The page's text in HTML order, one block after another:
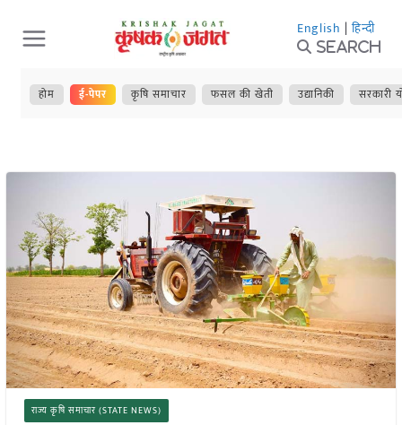
Skip
to
content
English | हिन्दी
Search
होम ई-पेपर कृषि समाचार फसल की खेती उद्यानिकी सरकारी
राज्य कृषि समाचार (STATE NEWS)